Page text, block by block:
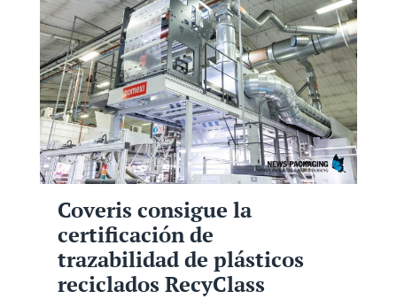
Coveris consigue la
certificación de
trazabilidad de plásticos
reciclados RecyClass